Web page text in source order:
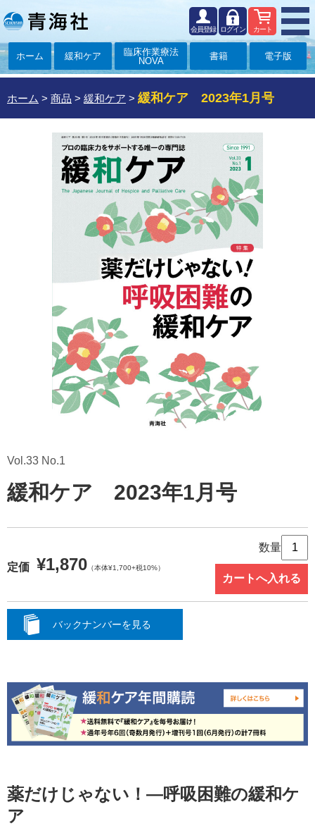
カート
ログイン
会員登録
ホーム 緩和ケア
臨床作業療法
NOVA
書籍 電子版
ホーム > 商品 > 緩和ケア > 緩和ケア 2023年1月号
Vol.33 No.1
緩和ケア 2023年1月号
定価 ¥1,870 （本体¥1,700+税10%）
数量
バックナンバーを見る
薬だけじゃない！―呼吸困難の緩和ケ
ア